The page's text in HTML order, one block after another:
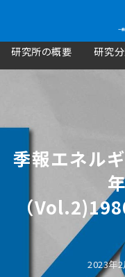
研究所の概要 研究
季報エネル
（
2023年2